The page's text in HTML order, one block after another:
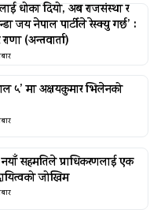
धोका दियो, अब राजसंस्था र
जय नेपाल पार्टीले रेस्क्यु गर्छ’ :
(अन्तवार्ता)
५’ मा अक्षयकुमार भिलेनको
सहमतिले प्राधिकरणलाई एक
जोखिम